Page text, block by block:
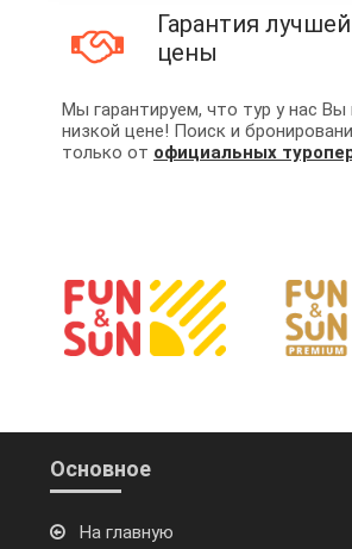
Гарантия лучшей
цены
Мы гарантируем, что тур у нас Вы
низкой цене! Поиск и
только от официальных
Основное
На главную